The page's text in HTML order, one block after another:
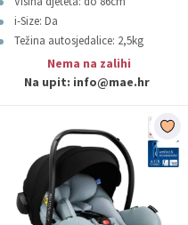
i-Size: Da
Težina autosjedalice: 2,5kg
Boja: CrnaNema na zalihi
Na upit: info@mae.hr